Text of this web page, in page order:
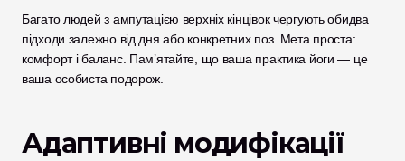
Багато людей з ампутацією верхніх кінцівок чергують обидва
підходи залежно від дня або конкретних поз. Мета проста:
комфорт і баланс. Пам’ятайте, що ваша практика йоги — це
ваша особиста подорож.
Адаптивні модифікації